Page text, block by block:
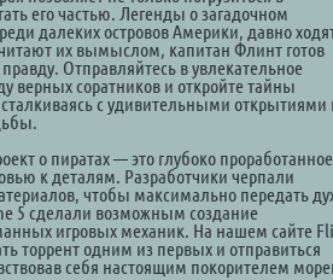
его частью. Легенды о загадочном
далеких островов Америки, давно
их вымыслом, капитан Флинт готов
Отправляйтесь в увлекательное
верных соратников и откройте тайны
с удивительными открытиями
о пиратах — это глубоко проработанное
к деталям. Разработчики черпали
чтобы максимально передать
5 сделали возможным создание
игровых механик. На нашем сайте
торрент одним из первых и отправиться
себя настоящим покорителем